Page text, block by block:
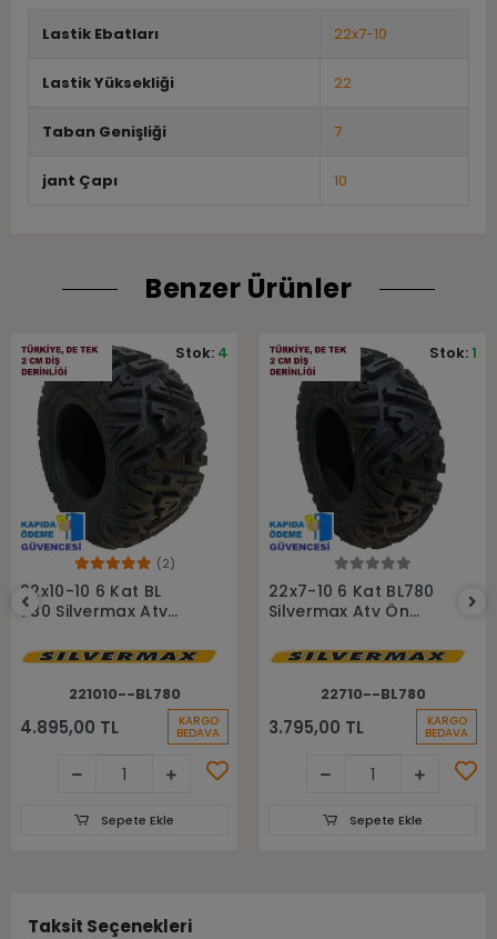
Lastik Ebatları 22x7-10
Lastik Yüksekliği 22
Taban Genişliği 7
jant Çapı 10
Benzer Ürünler
(2)
22x10-10 6 Kat BL
780 Silvermax Atv
221010--BL780
4.895,00 TL KARGO
BEDAVA
Stok: 4
Sepete Ekle
22x7-10 6 Kat BL780
Silvermax Atv Ön
22710--BL780
3.795,00 TL KARGO
BEDAVA
Stok:1
Sepete Ekle
Taksit Seçenekleri